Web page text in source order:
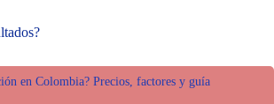
en Colombia? Precios, factores y guía